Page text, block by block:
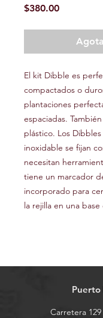
$380.00Precio
El kit Dibble es
compactados o
plantaciones
espaciadas.
plástico. Los
inoxidable se fijan
necesitan
tiene un marcador
incorporado para
la rejilla en una
Puerto
Carretera